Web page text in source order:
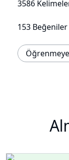
3586
153 Beğeniler